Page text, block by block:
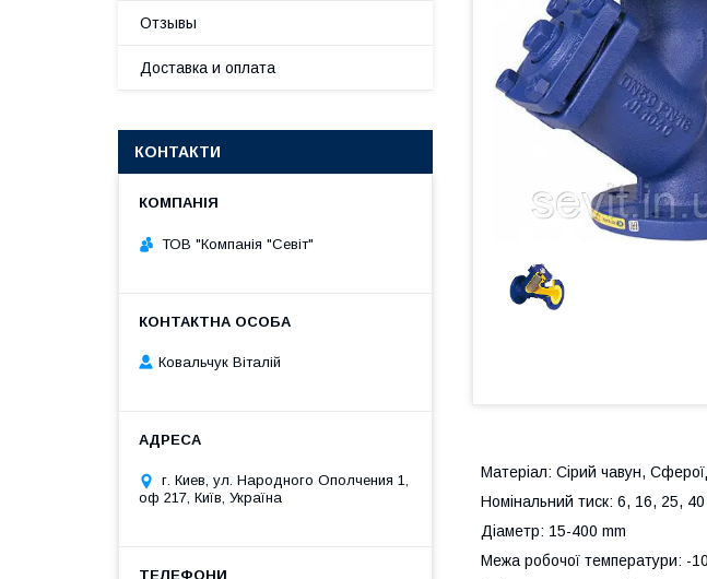
Матеріал: Сірий чавун,
Номінальний тиск: 6, 16, 25,
Діаметр: 15-400 mm
Межа робочої температури: -
Отзывы
Доставка и оплата
КОНТАКТИ
ТОВ "Компанія "Севіт"
Ковальчук Віталій
г. Киев, ул. Народного Ополчения 1,
оф 217, Київ, Україна